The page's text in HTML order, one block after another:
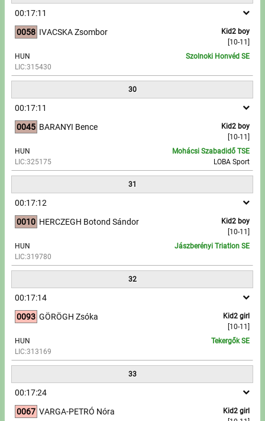
00:17:11
0058
Kid2 boy
[10-11]
IVACSKA Zsombor
HUN
LIC:315430
Szolnoki Honvéd SE
30
00:17:11
0045
Kid2 boy
[10-11]
BARANYI Bence
HUN
LIC:325175
Mohácsi Szabadidő TSE
LOBA Sport
31
00:17:12
0010
Kid2 boy
[10-11]
HERCZEGH Botond Sándor
HUN
LIC:319780
Jászberényi Triatlon SE
32
00:17:14
0093
Kid2 girl
[10-11]
GÖRÖGH Zsóka
HUN
LIC:313169
Tekergők SE
33
00:17:24
0067
Kid2 girl
VARGA-PETRÓ Nóra